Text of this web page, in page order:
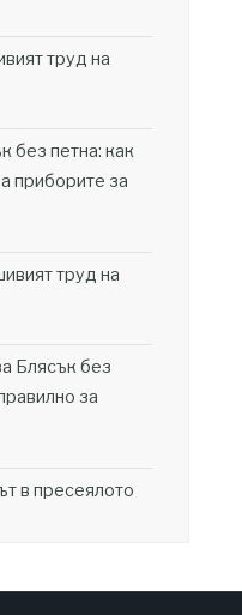
труд на
без петна: как
приборите за
труд на
Блясък без
за
в пресеялото